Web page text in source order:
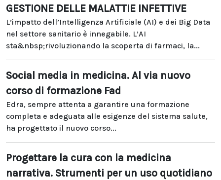
GESTIONE DELLE MALATTIE INFETTIVE
L’impatto dell’Intelligenza Artificiale (AI) e dei Big Data
nel settore sanitario è innegabile. L’AI
sta&nbsp;rivoluzionando la scoperta di farmaci, la...
Social media in medicina. Al via nuovo
corso di formazione Fad
Edra, sempre attenta a garantire una formazione
completa e adeguata alle esigenze del sistema salute,
ha progettato il nuovo corso...
Progettare la cura con la medicina
narrativa. Strumenti per un uso quotidiano